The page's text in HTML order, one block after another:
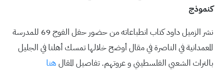
كنموذج
نشر الزميل داود كتاب انطباعاته من حضور حفل الفوج 69 للمدرسة
المعمدانية في الناصرة في مقال أوضح خلالها تمسك أهلنا في الجليل
بالتراث الشعبي الفلسطيني و عروتهم. تفاصيل المقال هنا